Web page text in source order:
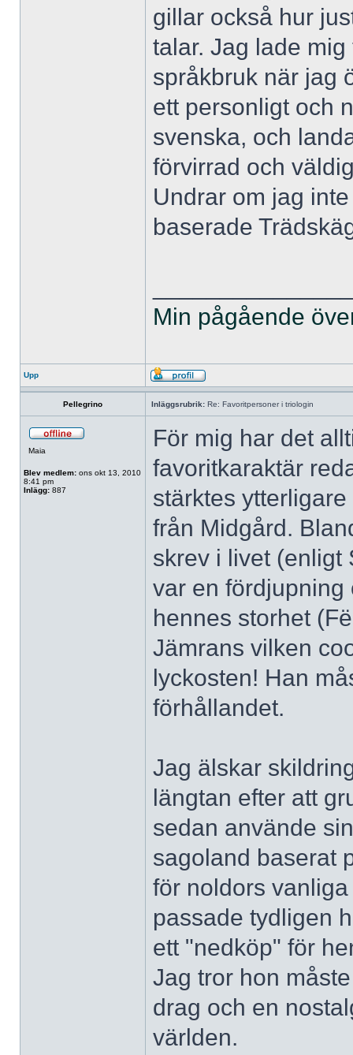
gillar också hur
talar. Jag lade
språkbruk när jag
ett personligt och
svenska, och
förvirrad och
Undrar om jag
baserade
Min pågående
Upp
Pellegrino Inläggsrubrik: Re: Favoritpersoner i triologin
Maia
Blev medlem: ons okt 13, 2010
8:41 pm
Inlägg: 887
För mig har det
favoritkaraktär
stärktes
från Midgård.
skrev i livet (enligt
var en fördjupning
hennes storhet
Jämrans vilken
lyckosten! Han
förhållandet.
Jag älskar
längtan efter att
sedan använde
sagoland baserat
för noldors
passade tydligen
ett "nedköp" för
Jag tror hon
drag och en
världen.